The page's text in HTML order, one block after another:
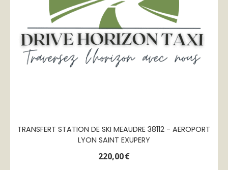
TRANSFERT STATION DE SKI MEAUDRE 38112 - AEROPORT
LYON SAINT EXUPERY
220,00€